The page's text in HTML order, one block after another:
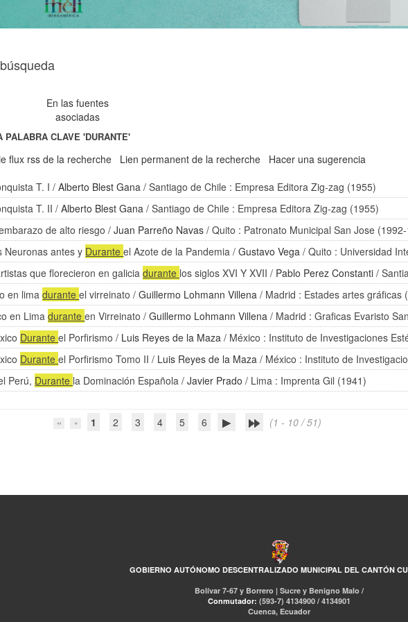
En las fuentes
asociadas
PALABRA CLAVE'DURANTE'
flux rss de la recherche Lien permanent de la recherche
Hacer una sugerencia
T. I /Alberto Blest Gana / Santiago de Chile : Empresa Editora Zig-zag (1955)
T. II /Alberto Blest Gana / Santiago de Chile : Empresa Editora Zig-zag (1955)
de alto riesgo /Juan Parreño Navas / Quito : Patronato Municipal San Jose
Neuronas antes y Duranteel Azote de la Pandemia /Gustavo Vega / Quito : Universidad
que florecieron en galiciadurante los siglos XVI Y XVII / Pablo Perez Constanti /
en limaduranteel virreinato /Guillermo Lohmann Villena / Madrid : Estades artes gráficas
en Limaduranteen Virreinato /Guillermo Lohmann Villena / Madrid : Graficas Evaristo
Duranteel Porfirismo / Luis Reyes de la Maza / México : Instituto de Investigaciones
Duranteel Porfirismo Tomo II / Luis Reyes de la Maza / México : Instituto de
Perú, Durante la Dominación Española /Javier Prado / Lima : Imprenta Gil (1941)
1 2 3 4 5 6 (1 - 10 / 51)
GOBIERNO AUTÓNOMO DESCENTRALIZADO MUNICIPAL DEL CANTÓN
Bolívar 7-67 y Borrero | Sucre y Benigno Malo /
Conmutador: (593-7) 4134900 / 4134901
Cuenca, Ecuador